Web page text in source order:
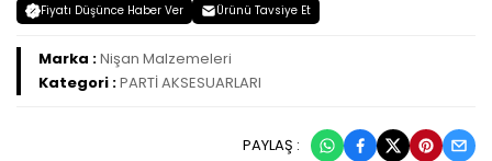
Fiyatı Düşünce Haber Ver Ürünü Tavsiye Et
Marka :Nişan Malzemeleri
Kategori :PARTİ AKSESUARLARI
PAYLAŞ :